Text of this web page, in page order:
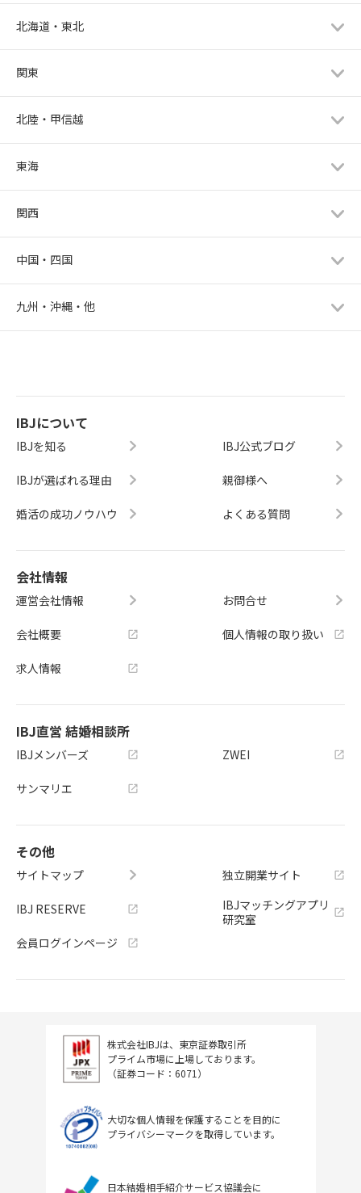
北海道・東北
関東
北陸・甲信越
東海
関西
中国・四国
九州・沖縄・他
IBJについて
IBJを知る
IBJが選ばれる理由
婚活の成功ノウハウ
IBJ公式ブログ
親御様へ
よくある質問
会社情報
運営会社情報
会社概要
求人情報
お問合せ
個人情報の取り扱い
IBJ直営 結婚相談所
IBJメンバーズ
サンマリエ
ZWEI
その他
サイトマップ
IBJ RESERVE
会員ログインページ
独立開業サイト
IBJマッチングアプリ
研究室
株式会社IBJは、東京証券取引所
プライム市場に上場しております。
（証券コード：6071）
大切な個人情報を保護することを目的に
プライバシーマークを取得しています。
日本結婚相手紹介サービス協議会に